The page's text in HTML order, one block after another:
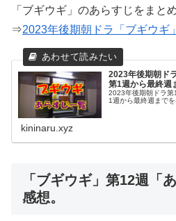
「ブギウギ」のあらすじをまと
⇒2023年後期朝ドラ「ブギウギ
2023年後期朝ド
第1週から最終週
2023年後期朝ドラ第
1週から最終週まで
kininaru.xyz
「ブギウギ」第12週「
感想。